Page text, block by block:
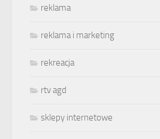
reklama
reklama i marketing
rekreacja
rtv agd
sklepy internetowe